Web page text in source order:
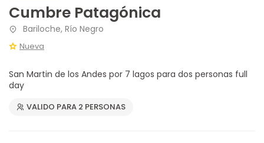
Cumbre Patagónica
Bariloche, Río Negro
Nueva
San Martin de los Andes por 7 lagos para dos personas full
day
VALIDO PARA 2 PERSONAS